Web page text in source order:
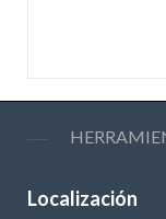
Localización